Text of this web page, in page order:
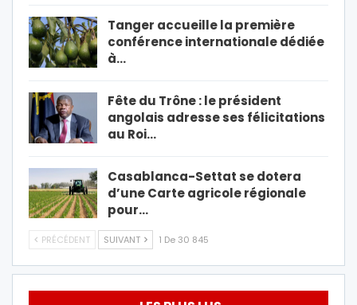
Tanger accueille la première
conférence internationale dédiée
à…
Fête du Trône : le président
angolais adresse ses félicitations
au Roi…
Casablanca-Settat se dotera
d’une Carte agricole régionale
pour…
PRÉCÉDENT SUIVANT 1 De 30 845